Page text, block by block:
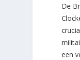
De
een